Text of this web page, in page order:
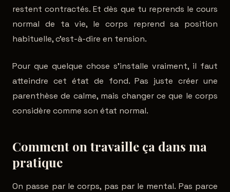
restent contractés. Et dès que tu reprends le cours
normal de ta vie, le corps reprend sa position
habituelle, c'est-à-dire en tension.
Pour que quelque chose s'installe vraiment, il faut
atteindre cet état de fond. Pas juste créer une
parenthèse de calme, mais changer ce que le corps
considère comme son état normal.
Comment on travaille ça dans ma
pratique
On passe par le corps, pas par le mental. Pas parce